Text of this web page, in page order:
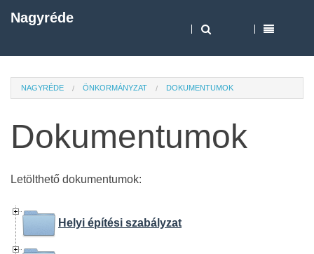
Nagyréde
NAGYRÉDE ÖNKORMÁNYZAT DOKUMENTUMOK
Dokumentumok
Letölthető dokumentumok:
Helyi építési szabályzat